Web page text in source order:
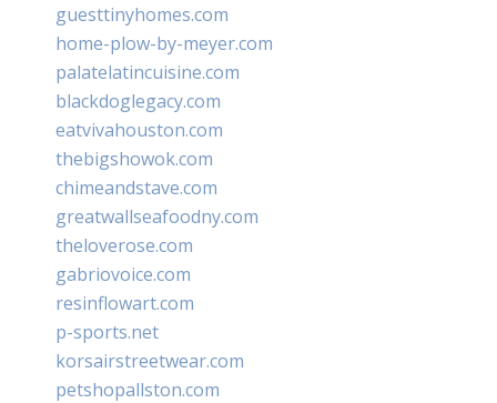
guesttinyhomes.com
home-plow-by-meyer.com
palatelatincuisine.com
blackdoglegacy.com
eatvivahouston.com
thebigshowok.com
chimeandstave.com
greatwallseafoodny.com
theloverose.com
gabriovoice.com
resinflowart.com
p-sports.net
korsairstreetwear.com
petshopallston.com